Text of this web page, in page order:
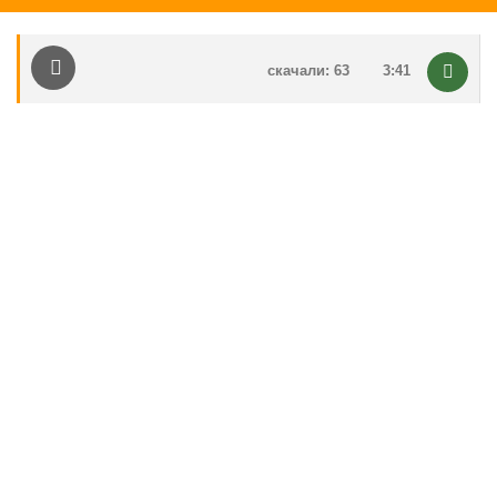
3:41
скачали: 63